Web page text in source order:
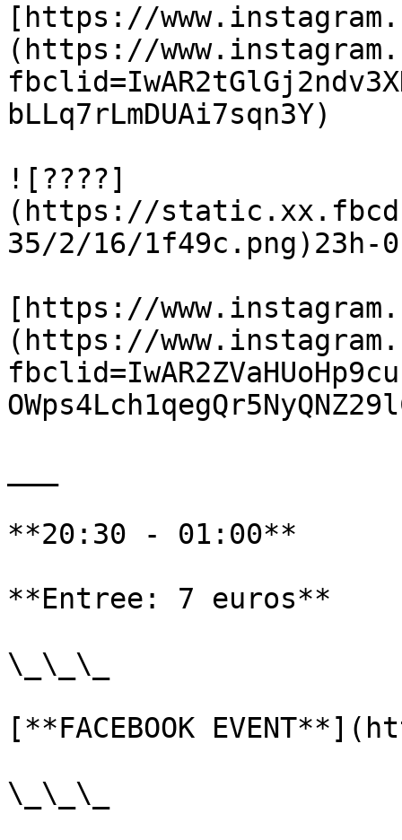
[https://
(https://
bLLq7rLmDUAi7sqn3Y)
![????]
(https://
35/2/16/
[https://
(https://
**20:30 - 01:00**
**Entree: 7 euros**
\_\_\_
[**FACEBOOK
\_\_\_